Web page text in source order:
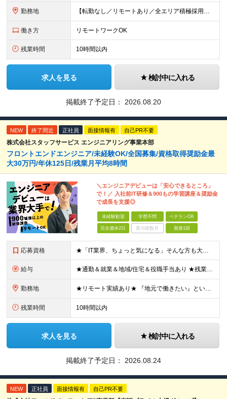
勤務地 【転勤なし／リモートあり／全エリア積極採用中】 ・大手企業のプロジェクトが中心 ・勤務エリアは希望を考慮し決定 ・研修はリモートメインで実施します ・U&Iターンの方も大歓迎◎ ＜主なエリア＞ ■首
働き方 リモートワークOK
残業時間 10時間以内
求人を見る 検討中に入れる
掲載終了予定日： 2026.08.20
NEW 終了間近 正社員 面接情報有 自己PR不要
株式会社スタッフサービス エンジニアリング事業本部
フロントエンドエンジニア/未経験OK/全国募集/資格取得奨励金最
大30万円/年休125日/残業月平均8時間
＼エンジニアデビューは「安心できるところ」
で！／ 入社前IT研修＆900もの学習講座＆奨励金
で成長を支援◎
未経験歓迎 学歴不問 ベテランOK
完全週休2日 賞与複数月 面接1回
応募資格 ★「IT業界、ちょっと気になる」そんな方も大歓迎！ ■学歴不問 ■未経験・第二新卒歓迎 ■知識・経験はこれから身につけていければOK！ □■ステップアップ■□ 社内システム開発やインフラ構築などジャ
給与 ★通勤＆就業＆地域/住宅＆役職手当あり ★残業代は全額支給 ★選べる給与制度あり！ ■東京・神奈川・千葉・埼玉勤務の場合 月給24.5万円～55万円＋諸手当 （残業代は全額支給） (20,000円の
勤務地 ★リモート実績あり★ 『地元で働きたい』という希望に、業界トップクラス約7,000件の取引事業所数、90,000件以上のプロジェクトから検討をいたします。 全国の取引先での就業となります（沖縄を除
残業時間 10時間以内
求人を見る 検討中に入れる
掲載終了予定日： 2026.08.24
NEW 正社員 面接情報有 自己PR不要